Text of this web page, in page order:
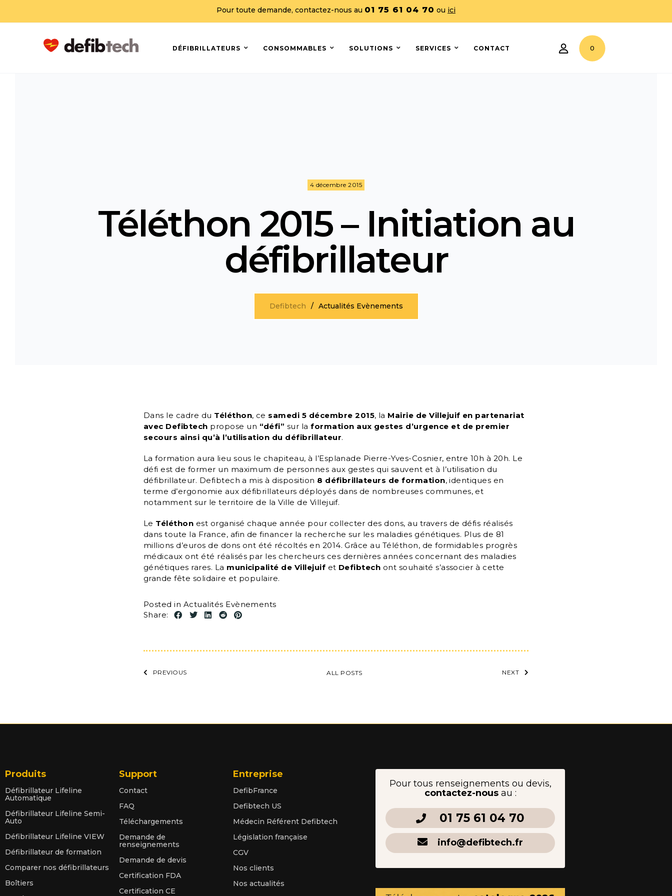
Pour toute demande, contactez-nous au 01 75 61 04 70 ou ici
DÉFIBRILLATEURS CONSOMMABLES SOLUTIONS SERVICES CONTACT 0
4 décembre 2015
Téléthon 2015 – Initiation au
défibrillateur
Defibtech Actualités Evènements
Dans le cadre du Téléthon, ce samedi 5 décembre 2015, la Mairie de Villejuif en partenariat
avec Defibtech propose un “défi” sur laformation aux gestes d’urgence et de premier
secours ainsi qu’à l’utilisation du défibrillateur.
La formation aura lieu sous le chapiteau, à l’Esplanade Pierre-Yves-Cosnier, entre 10h à 20h. Le
défi est de former un maximum de personnes aux gestes qui sauvent et à l’utilisation du
défibrillateur. Defibtech a mis à disposition 8 défibrillateurs de formation, identiques en
terme d’ergonomie aux défibrillateurs déployés dans de nombreuses communes, et
notamment sur le territoire de la Ville de Villejuif.
Le Téléthon est organisé chaque année pour collecter des dons, au travers de défis réalisés
dans toute la France, afin de financer la recherche sur les maladies génétiques. Plus de 81
millions d’euros de dons ont été récoltés en 2014. Grâce au Téléthon, de formidables progrès
médicaux ont été réalisés par les chercheurs ces dernières années concernant des maladies
génétiques rares. La municipalité de Villejuif et Defibtech ont souhaité s’associer à cette
grande fête solidaire et populaire.
Posted in Actualités Evènements
Share:
PREVIOUS ALL POSTS NEXT
Produits
Défibrillateur Lifeline
Automatique
Défibrillateur Lifeline Semi-
Auto
Défibrillateur Lifeline VIEW
Défibrillateur de formation
Comparer nos défibrillateurs
Boîtiers
Support
Contact
FAQ
Téléchargements
Demande de
renseignements
Demande de devis
Certification FDA
Certification CE
Entreprise
DefibFrance
Defibtech US
Médecin Référent Defibtech
Législation française
CGV
Nos clients
Nos actualités
Pour tous renseignements ou devis,
contactez-nousau :
01 75 61 04 70
info@defibtech.fr